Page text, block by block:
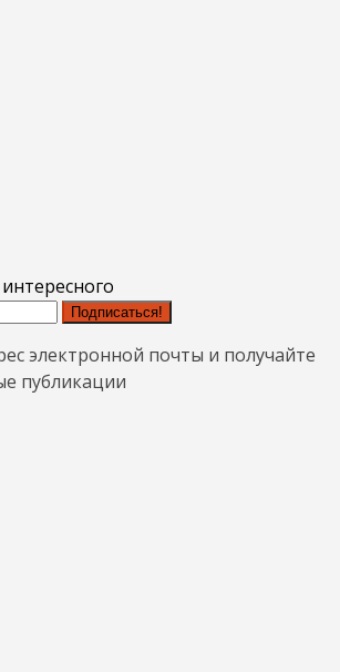
Подписаться!
электронной почты и получайте
публикации